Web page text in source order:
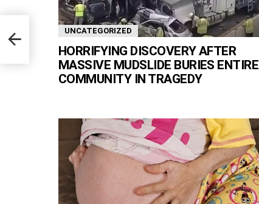
UNCATEGORIZED
HORRIFYING DISCOVERY AFTER
MASSIVE MUDSLIDE BURIES ENTIRE
COMMUNITY IN TRAGEDY